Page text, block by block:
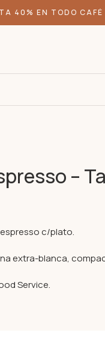
40% EN TODO CAFÉ
–
c/plato.
extra-blanca,
Service.